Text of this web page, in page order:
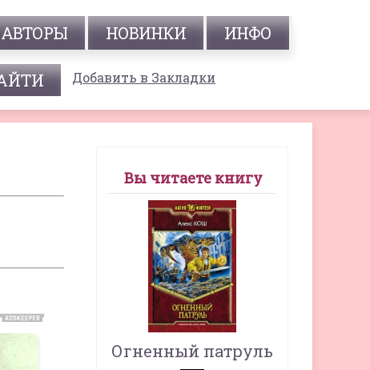
АВТОРЫ НОВИНКИ ИНФО
Добавить в Закладки
Вы читаете книгу
Огненный патруль